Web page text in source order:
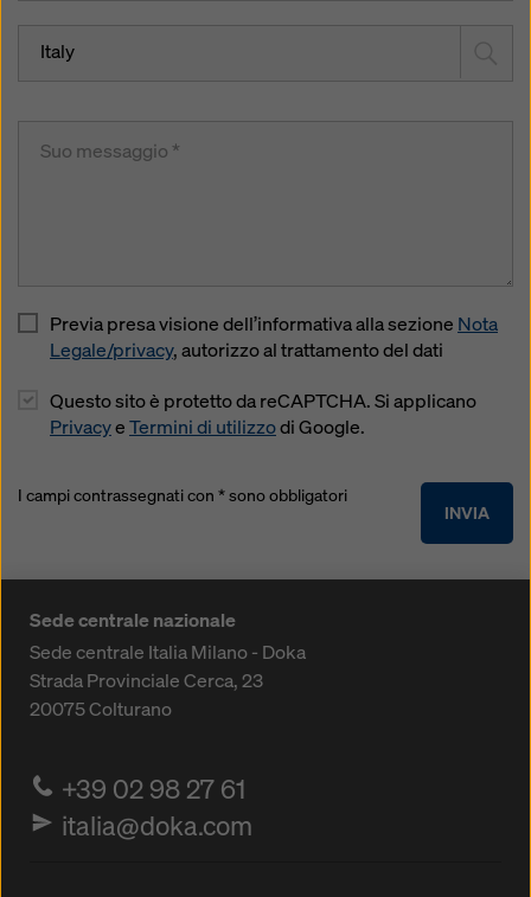
Italy
Previa presa visione dell’informativa alla sezione Nota
Legale/privacy, autorizzo al trattamento del dati
Questo sito è protetto da reCAPTCHA. Si applicano
PrivacyeTermini di utilizzodi Google.
INVIA
I campi contrassegnati con * sono obbligatori
Sede centrale nazionale
Sede centrale Italia Milano - Doka
Strada Provinciale Cerca, 23
20075Colturano
+39 02 98 27 61
italia@doka.com